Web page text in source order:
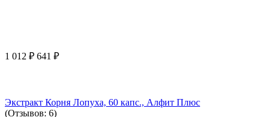
1 012 ₽ 641 ₽
Экстракт Корня Лопуха, 60 капс., Алфит Плюс
(Отзывов: 6)